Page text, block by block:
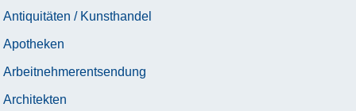
Antiquitäten / Kunsthandel
Apotheken
Arbeitnehmerentsendung
Architekten